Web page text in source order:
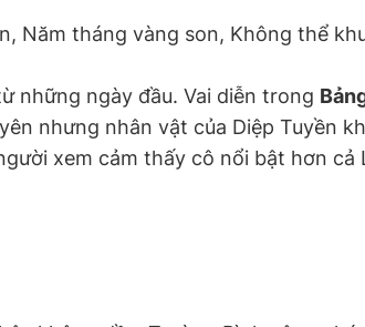
Năm tháng vàng son, Không thể
những ngày đầu. Vai diễn trong
nhưng nhân vật của Diệp Tuyền
xem cảm thấy cô nổi bật hơn cả